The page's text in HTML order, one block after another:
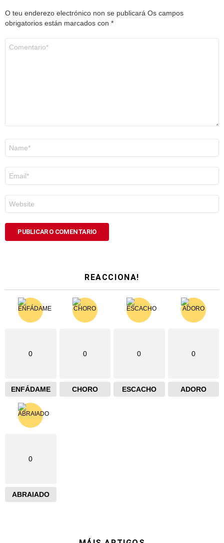
O teu enderezo electrónico non se publicará Os campos
obrigatorios están marcados con *
electrónico
*
REACCIONA!
0
ENFÁDAME
0
CHORO
0
ESCACHO
0
ADORO
0
ABRAIADO